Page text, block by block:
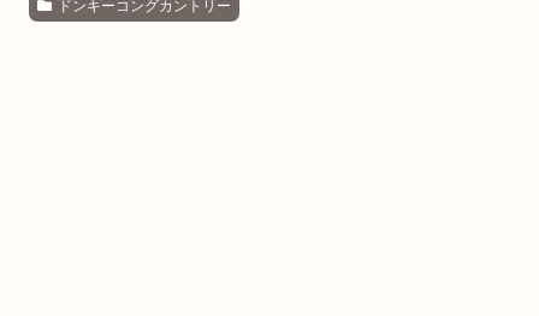
ドンキーコングカントリー